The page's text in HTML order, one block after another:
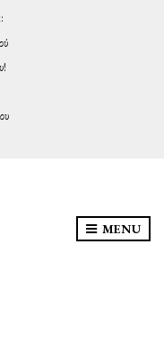
:
form
MENU